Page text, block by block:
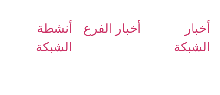
أخبار
الشبكة
أخبار الفرع
أنشطة
الشبكة